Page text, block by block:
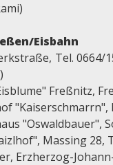
Eisbahn
Tel. 0664/
Freßnitz,
"Oswaldbauer",
Massing 28,
Erzherzog-